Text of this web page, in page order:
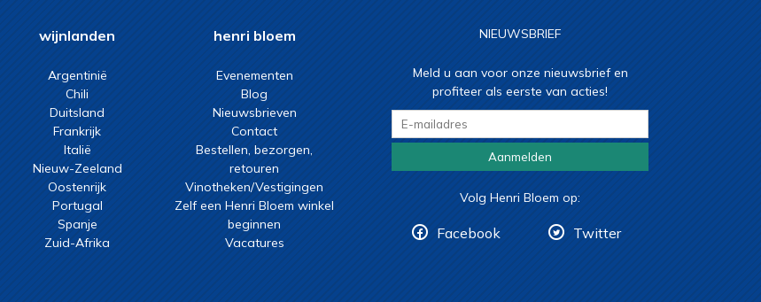
wijnlanden
Argentinië
Chili
Duitsland
Frankrijk
Italië
Nieuw-Zeeland
Oostenrijk
Portugal
Spanje
Zuid-Afrika
henri bloem
Evenementen
Blog
Nieuwsbrieven
Contact
Bestellen, bezorgen,
retouren
Vinotheken/Vestigingen
Zelf een Henri Bloem winkel
beginnen
Vacatures
NIEUWSBRIEF
Meld u aan voor onze nieuwsbrief en
profiteer als eerste van acties!
Aanmelden
Volg Henri Bloem op:
Facebook Twitter